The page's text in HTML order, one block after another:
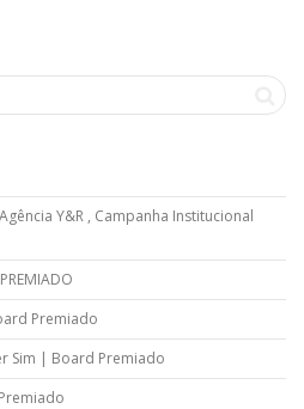
Y&R , Campanha Institucional
Premiado
Sim | Board Premiado